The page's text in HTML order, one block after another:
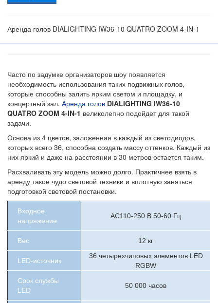
Аренда голов DIALIGHTING IW36-10 QUATRO ZOOM 4-IN-1
Часто по задумке организаторов шоу появляется
необходимость использования таких подвижных голов,
которые способны залить ярким светом и площадку, и
концертный зал. Аренда голов DIALIGHTING IW36-10
QUATRO ZOOM 4-IN-1 великолепно подойдет для такой
задачи.
Основа из 4 цветов, заложенная в каждый из светодиодов,
которых всего 36, способна создать массу оттенков. Каждый из
них яркий и даже на расстоянии в 30 метров остается таким.
Расхваливать эту модель можно долго. Практичнее взять в
аренду такое чудо световой техники и вплотную заняться
подготовкой световой постановки.
Входное
напряжение
AC110-250 В 50-60 Гц
Вес 12 кг
LED-источник
36 четырехчиповых элементов LED
RGBW
Срок службы
LED
50 000 часов